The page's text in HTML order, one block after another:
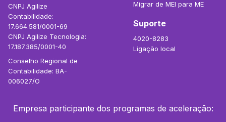
CNPJ Agilize
Contabilidade:
17.664.581/0001-69
CNPJ Agilize Tecnologia:
17.187.385/0001-40
Conselho Regional de
Contabilidade: BA-
006027/O
Migrar de MEI para ME
Suporte
4020-8283
Ligação local
Empresa participante dos programas de aceleração: